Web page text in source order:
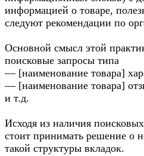
информацией о товаре,
следуют рекомендации по
Основной смысл этой
поисковые запросы типа
— [наименование товара]
— [наименование товара]
и т.д.
Исходя из наличия
стоит принимать решение о
такой структуры вкладок.